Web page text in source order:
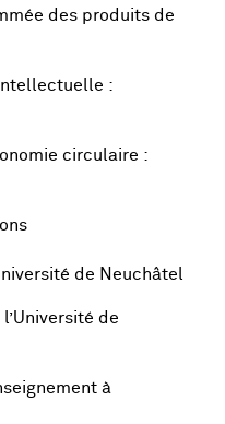
des produits de
:
circulaire :
de Neuchâtel
de
à